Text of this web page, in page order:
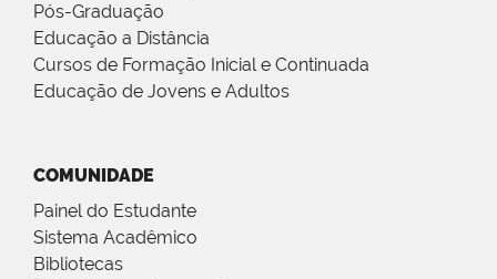
Pós-Graduação
Educação a Distância
Cursos de Formação Inicial e Continuada
Educação de Jovens e Adultos
COMUNIDADE
Painel do Estudante
Sistema Acadêmico
Bibliotecas